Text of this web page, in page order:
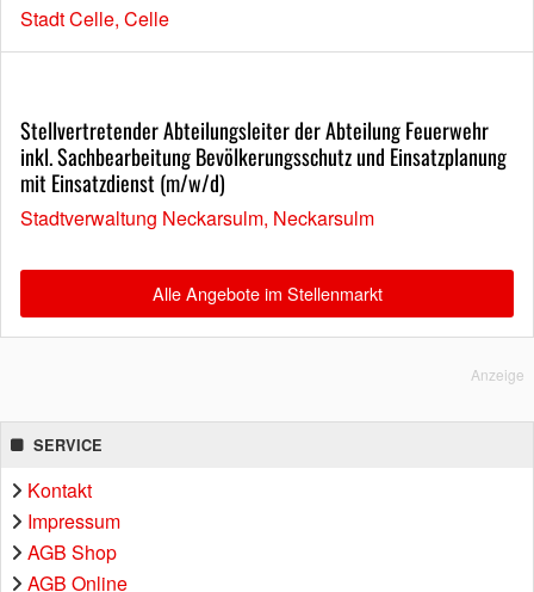
Stadt Celle, Celle
Stellvertretender Abteilungsleiter der Abteilung Feuerwehr
inkl. Sachbearbeitung Bevölkerungsschutz und Einsatzplanung
mit Einsatzdienst (m/w/d)
Stadtverwaltung Neckarsulm, Neckarsulm
Alle Angebote im Stellenmarkt
Anzeige
SERVICE
Kontakt
Impressum
AGB Shop
AGB Online